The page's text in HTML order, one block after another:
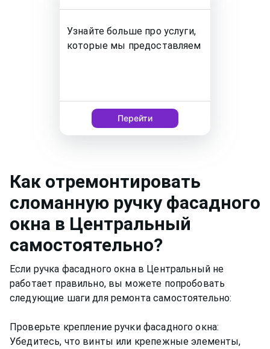
Узнайте больше про услуги,
которые мы предоставляем
Перейти
Как отремонтировать
сломанную ручку фасадного
окна в Центральный
самостоятельно?
Если ручка фасадного окна в Центральный не
работает правильно, вы можете попробовать
следующие шаги для ремонта самостоятельно:
Проверьте крепление ручки фасадного окна:
Убедитесь, что винты или крепежные элементы,